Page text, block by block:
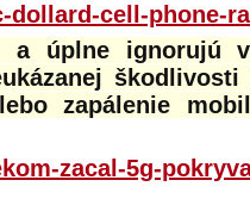
dollard-cell-phone-
úplne ignorujú
zapálenie
zacal-5g-